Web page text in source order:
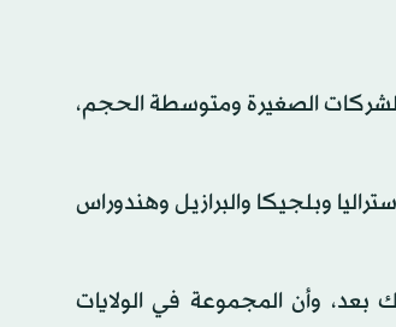
واستهدفت الشركات الصغيرة ومتوسطة الحجم،
الأرجنتين وأستراليا وبلجيكا والبرازيل وهندوراس
بعد، وأن المجموعة في الولايات